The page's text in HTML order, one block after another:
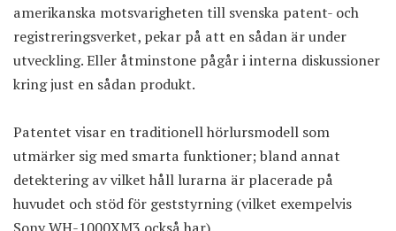
amerikanska motsvarigheten till svenska patent- och
registreringsverket, pekar på att en sådan är under
utveckling. Eller åtminstone pågår i interna diskussioner
kring just en sådan produkt.
Patentet visar en traditionell hörlursmodell som
utmärker sig med smarta funktioner; bland annat
detektering av vilket håll lurarna är placerade på
huvudet och stöd för geststyrning (vilket exempelvis